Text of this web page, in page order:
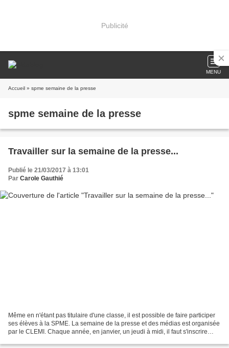
Publicité
MENU
Accueil » spme semaine de la presse
spme semaine de la presse
Travailler sur la semaine de la presse...
Publié le 21/03/2017 à 13:01
Par Carole Gauthié
Même en n'étant pas titulaire d'une classe, il est possible de faire participer
ses élèves à la SPME. La semaine de la presse et des médias est organisée
par le CLEMI. Chaque année, en janvier, un jeudi à midi, il faut s'inscrire